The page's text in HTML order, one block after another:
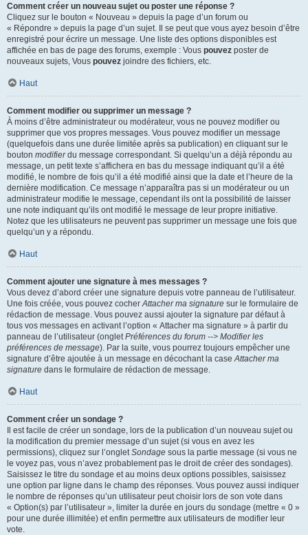
Comment créer un nouveau sujet ou poster une réponse ?
Cliquez sur le bouton « Nouveau » depuis la page d’un forum ou
« Répondre » depuis la page d’un sujet. Il se peut que vous ayez besoin d’être
enregistré pour écrire un message. Une liste des options disponibles est
affichée en bas de page des forums, exemple : Vous pouvez poster de
nouveaux sujets, Vous pouvez joindre des fichiers, etc.
Haut
Comment modifier ou supprimer un message ?
À moins d’être administrateur ou modérateur, vous ne pouvez modifier ou
supprimer que vos propres messages. Vous pouvez modifier un message
(quelquefois dans une durée limitée après sa publication) en cliquant sur le
bouton modifierdu message correspondant. Si quelqu’un a déjà répondu au
message, un petit texte s’affichera en bas du message indiquant qu’il a été
modifié, le nombre de fois qu’il a été modifié ainsi que la date et l’heure de la
dernière modification. Ce message n’apparaîtra pas si un modérateur ou un
administrateur modifie le message, cependant ils ont la possibilité de laisser
une note indiquant qu’ils ont modifié le message de leur propre initiative.
Notez que les utilisateurs ne peuvent pas supprimer un message une fois que
quelqu’un y a répondu.
Haut
Comment ajouter une signature à mes messages ?
Vous devez d’abord créer une signature depuis votre panneau de l’utilisateur.
Une fois créée, vous pouvez cocherAttacher ma signature sur le formulaire de
rédaction de message. Vous pouvez aussi ajouter la signature par défaut à
tous vos messages en activant l’option « Attacher ma signature » à partir du
panneau de l’utilisateur (ongletPréférences du forum --> Modifier les
préférences de message). Par la suite, vous pourrez toujours empêcher une
signature d’être ajoutée à un message en décochant la caseAttacher ma
signature dans le formulaire de rédaction de message.
Haut
Comment créer un sondage ?
Il est facile de créer un sondage, lors de la publication d’un nouveau sujet ou
la modification du premier message d’un sujet (si vous en avez les
permissions), cliquez sur l’ongletSondage sous la partie message (si vous ne
le voyez pas, vous n’avez probablement pas le droit de créer des sondages).
Saisissez le titre du sondage et au moins deux options possibles, saisissez
une option par ligne dans le champ des réponses. Vous pouvez aussi indiquer
le nombre de réponses qu’un utilisateur peut choisir lors de son vote dans
« Option(s) par l’utilisateur », limiter la durée en jours du sondage (mettre « 0 »
pour une durée illimitée) et enfin permettre aux utilisateurs de modifier leur
vote.